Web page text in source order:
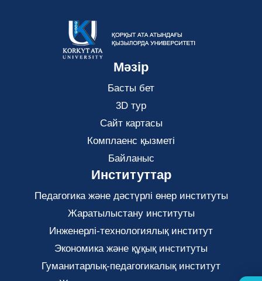
Мәзір
Басты бет
3D тур
Сайт картасы
Комплаенс қызметі
Байланыс
Институттар
Педагогика және дәстүрлі өнер институты
Жаратылыстану институты
Инженерлі-технологиялық институт
Экономика және құқық институты
Гуманитарлық-педагогикалық институт